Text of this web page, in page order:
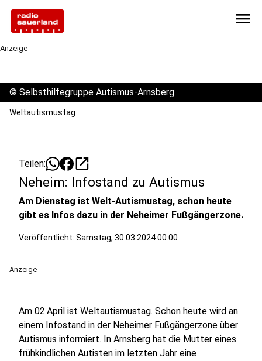
menu
Anzeige
© Selbsthilfegruppe Autismus-Arnsberg
Weltautismustag
Teilen: open_in_new
Neheim: Infostand zu Autismus
Am Dienstag ist Welt-Autismustag, schon heute
gibt es Infos dazu in der Neheimer Fußgängerzone.
Veröffentlicht: Samstag, 30.03.2024 00:00
Anzeige
Am 02.April ist Weltautismustag. Schon heute wird an
einem Infostand in der Neheimer Fußgängerzone über
Autismus informiert. In Arnsberg hat die Mutter eines
frühkindlichen Autisten im letzten Jahr eine